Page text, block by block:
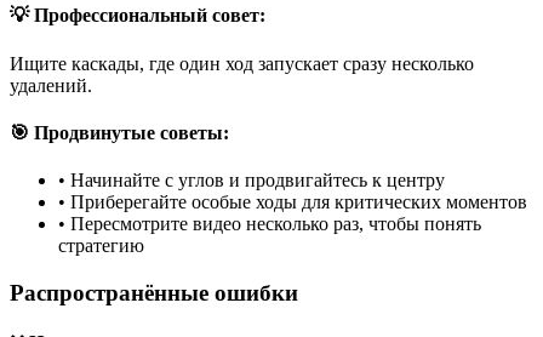
💡 Профессиональный совет:
Ищите каскады, где один ход запускает сразу несколько
удалений.
🎯 Продвинутые советы:
• Начинайте с углов и продвигайтесь к центру
• Приберегайте особые ходы для критических моментов
• Пересмотрите видео несколько раз, чтобы понять
стратегию
Распространённые ошибки